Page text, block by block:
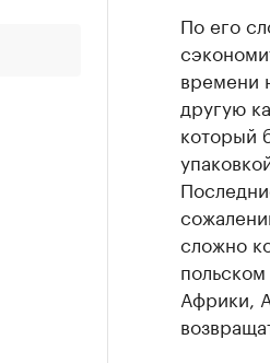
По его
времени
другую
который
сложно
Африки,